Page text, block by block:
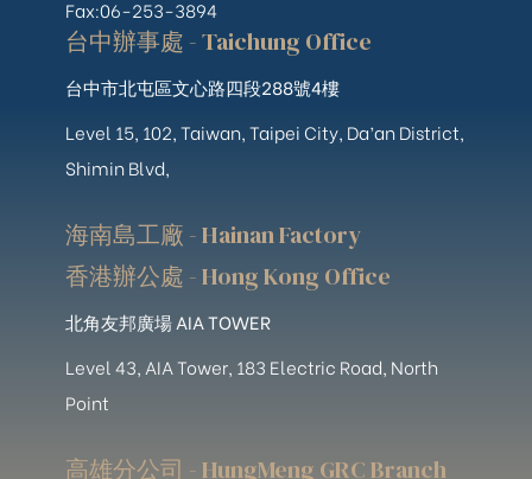
Fax:06-253-3894
台中辦事處 - Taichung Office
台中市北屯區文心路四段288號4樓
Level 15, 102, Taiwan, Taipei City, Da’an District,
Shimin Blvd,
海南島工廠 - Hainan Factory
香港辦公處 - Hong Kong Office
北角友邦廣場 AIA TOWER
Level 43, AIA Tower, 183 Electric Road, North
Point
高雄分公司 - HungMeng GRC Branch